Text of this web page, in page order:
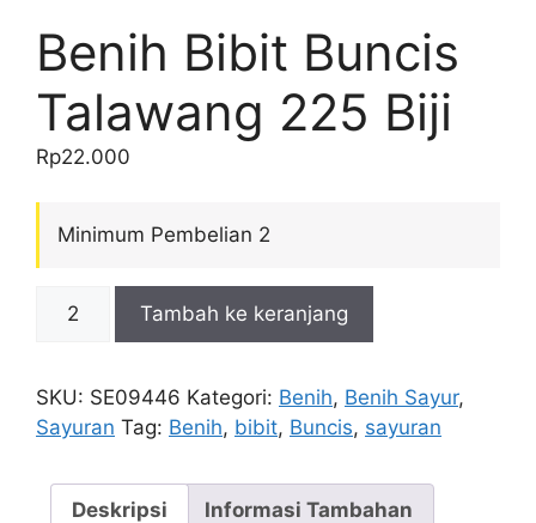
Benih Bibit Buncis
Talawang 225 Biji
Rp22.000
Minimum Pembelian 2
Kuantitas
Buncis
Talawang
Biji
Tambah ke keranjang
SKU: SE09446 Kategori: Benih, Benih Sayur,
Sayuran Tag: Benih, bibit, Buncis, sayuran
Deskripsi Informasi Tambahan